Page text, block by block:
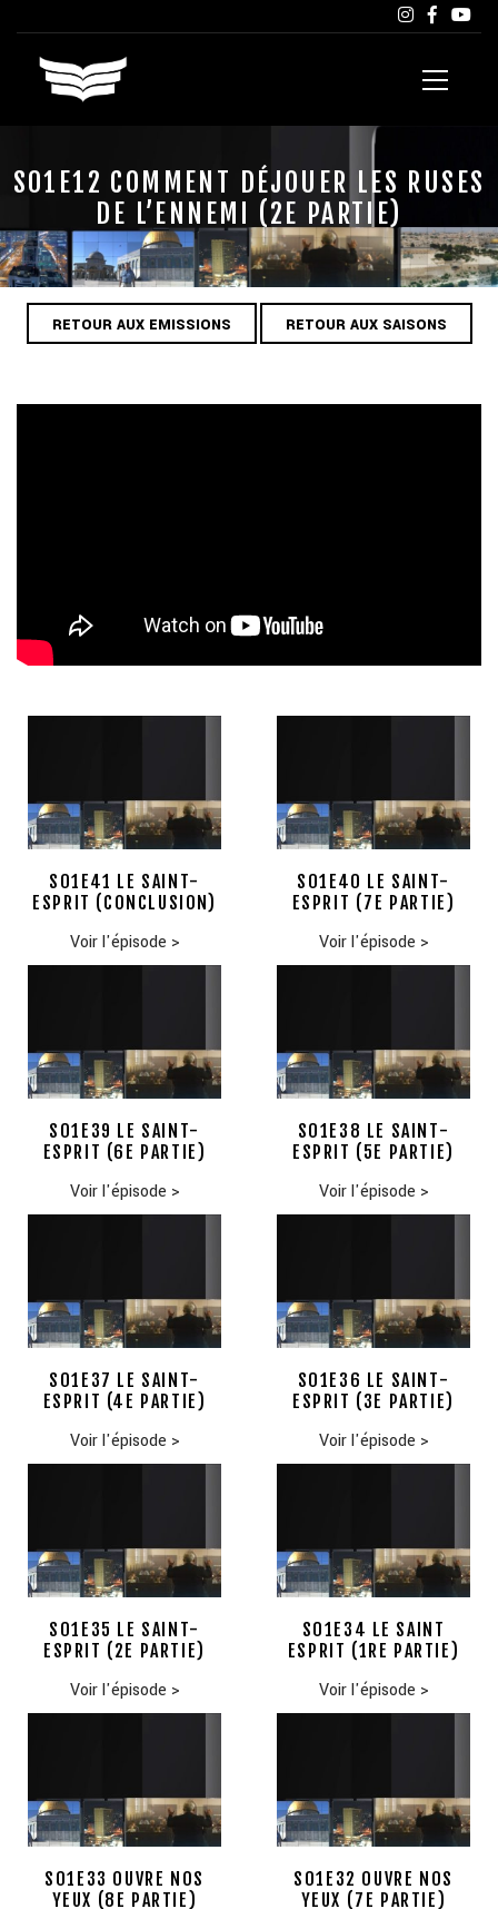
S01E12 COMMENT DÉJOUER LES RUSES
DE L’ENNEMI (2E PARTIE)
RETOUR AUX EMISSIONS RETOUR AUX SAISONS
S01E41 LE SAINT-
ESPRIT (CONCLUSION)
Voir l'épisode >
S01E40 LE SAINT-
ESPRIT (7E PARTIE)
Voir l'épisode >
S01E39 LE SAINT-
ESPRIT (6E PARTIE)
Voir l'épisode >
S01E38 LE SAINT-
ESPRIT (5E PARTIE)
Voir l'épisode >
S01E37 LE SAINT-
ESPRIT (4E PARTIE)
Voir l'épisode >
S01E36 LE SAINT-
ESPRIT (3E PARTIE)
Voir l'épisode >
S01E35 LE SAINT-
ESPRIT (2E PARTIE)
Voir l'épisode >
S01E34 LE SAINT
ESPRIT (1RE PARTIE)
Voir l'épisode >
S01E33 OUVRE NOS
YEUX (8E PARTIE)
S01E32 OUVRE NOS
YEUX (7E PARTIE)